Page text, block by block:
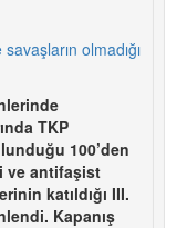
olmadığı
TKP
100’den
ve antifaşist
katıldığı III.
Kapanış